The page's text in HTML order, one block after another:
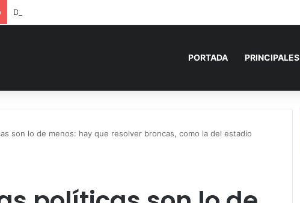
Dan 36 años de prisión por homicidio de cubana en Cancún
PORTADA PRINCIPALES
son lo de menos: hay que resolver broncas, como la del estadio